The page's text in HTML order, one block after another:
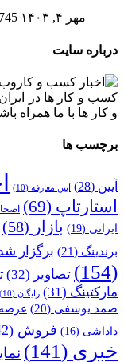
مهر ۴, ۱۴۰۳ 745
درباره سایت
کسب و کار ها در
و کار ها با ما همراه
برچسب ها
آیین (28) آیین معارفه (10)
استارتاپ (69)
ایرانی (19) بازار (58)
برندینگ (21) برگزار
(154)
تصاویر (32)
مارکتینگ (31) رایگان (10)
صمد یوسفی (20) عرضه
داداشی (16) فروش (42)
خبری (141)